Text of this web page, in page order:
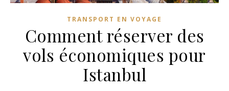
TRANSPORT EN VOYAGE
Comment réserver des
vols économiques pour
Istanbul